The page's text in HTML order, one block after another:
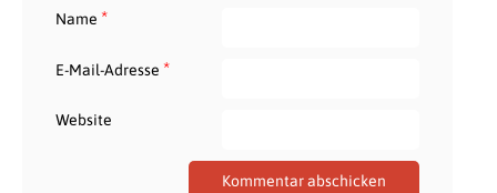
Name *
E-Mail-Adresse *
Website